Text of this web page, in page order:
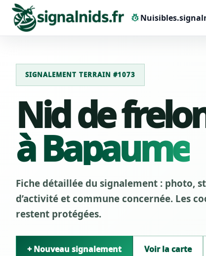
pest_control
SIGNALEMENT TERRAIN #1073
Nid de
à Bapaume
Fiche détaillée du signalement : photo,
d’activité et commune concernée. Les
restent protégées.
+ Nouveau signalement Voir la carte